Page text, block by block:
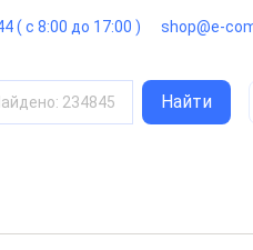
( с 8:00 до 17:00 ) shop@e-
: 234845 Найти